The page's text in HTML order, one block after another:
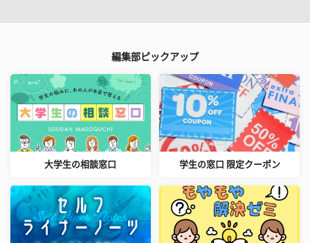
編集部ピックアップ
大学生の相談窓口 学生の窓口 限定クーポン